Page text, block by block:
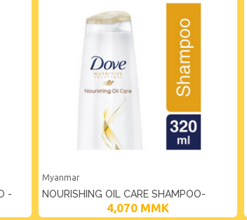
-
Myanmar
NOURISHING OIL CARE SHAMPOO-
4,070 MMK